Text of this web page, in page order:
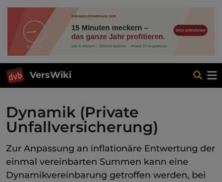
VersWiki
Dynamik (Private
Unfallversicherung)
Zur Anpassung an inflationäre Entwertung der
einmal vereinbarten Summen kann eine
Dynamikvereinbarung getroffen werden, bei